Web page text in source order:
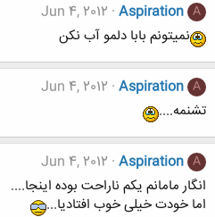
A
Aspiration
Jun 4, 2012
نمیتونم بابا دلمو آب نکن
A
Aspiration
Jun 4, 2012
تشنمه....
A
Aspiration
Jun 4, 2012
انگار مامانم یکم ناراحت بوده اینجا....
اما خودت خیلی خوب افتادیا...